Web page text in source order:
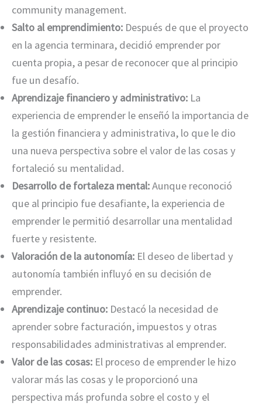
community management.
Salto al emprendimiento: Después de que el proyecto
en la agencia terminara, decidió emprender por
cuenta propia, a pesar de reconocer que al principio
fue un desafío.
Aprendizaje financiero y administrativo: La
experiencia de emprender le enseñó la importancia de
la gestión financiera y administrativa, lo que le dio
una nueva perspectiva sobre el valor de las cosas y
fortaleció su mentalidad.
Desarrollo de fortaleza mental:Aunque reconoció
que al principio fue desafiante, la experiencia de
emprender le permitió desarrollar una mentalidad
fuerte y resistente.
Valoración de la autonomía: El deseo de libertad y
autonomía también influyó en su decisión de
emprender.
Aprendizaje continuo: Destacó la necesidad de
aprender sobre facturación, impuestos y otras
responsabilidades administrativas al emprender.
Valor de las cosas: El proceso de emprender le hizo
valorar más las cosas y le proporcionó una
perspectiva más profunda sobre el costo y el